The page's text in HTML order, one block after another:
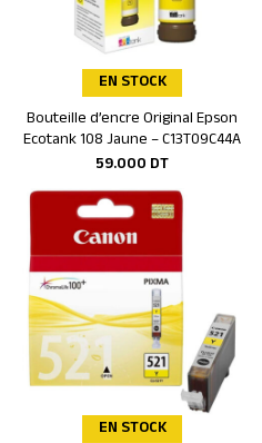
EN STOCK
Ajouter au panier
Bouteille d’encre Original Epson
Ecotank 108 Jaune – C13T09C44A
59.000 DT
EN STOCK